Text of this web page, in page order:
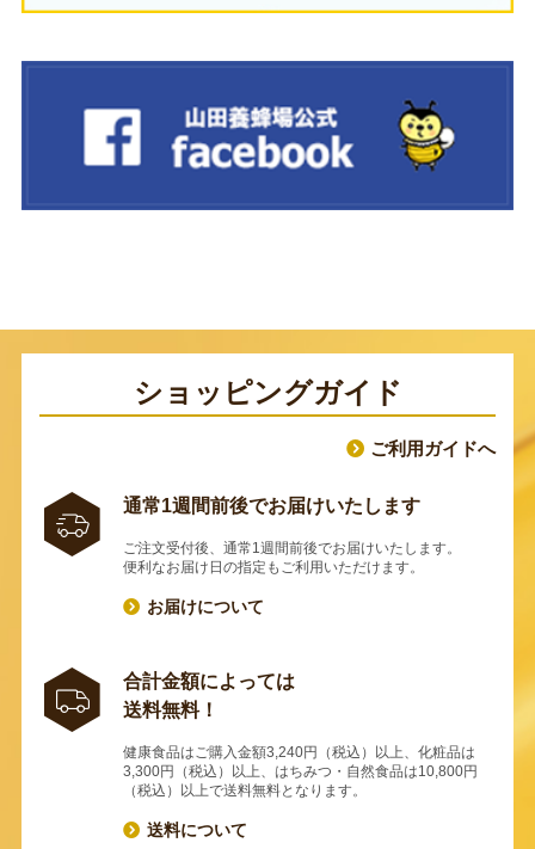
ショッピングガイド
ご利用ガイドへ
通常1週間前後でお届けいたします
ご注文受付後、通常1週間前後でお届けいたします。
便利なお届け日の指定もご利用いただけます。
お届けについて
合計金額によっては
送料無料！
健康食品はご購入金額3,240円（税込）以上、化粧品は
3,300円（税込）以上、はちみつ・自然食品は10,800円
（税込）以上で送料無料となります。
送料について